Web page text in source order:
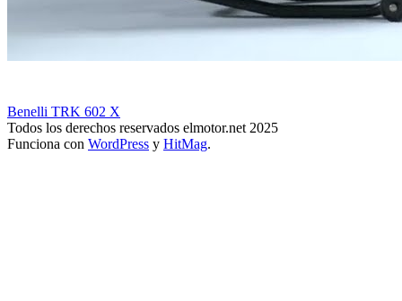
Benelli TRK 602 X
Todos los derechos reservados elmotor.net 2025
Funciona con WordPress y HitMag.